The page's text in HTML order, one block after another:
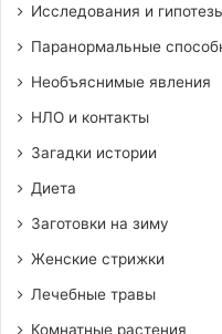
Исследования и
Паранормальные
Необъяснимые явления
НЛО и контакты
Загадки истории
Диета
Заготовки на зиму
Женские стрижки
Лечебные травы
Комнатные растения